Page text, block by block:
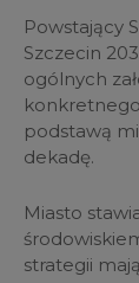
Powstający
Szczecin
ogólnych
podstawą
dekadę.
Miasto
strategii